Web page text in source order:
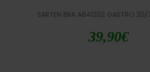
SARTEN BRA A841202 GASTRO
39,90€